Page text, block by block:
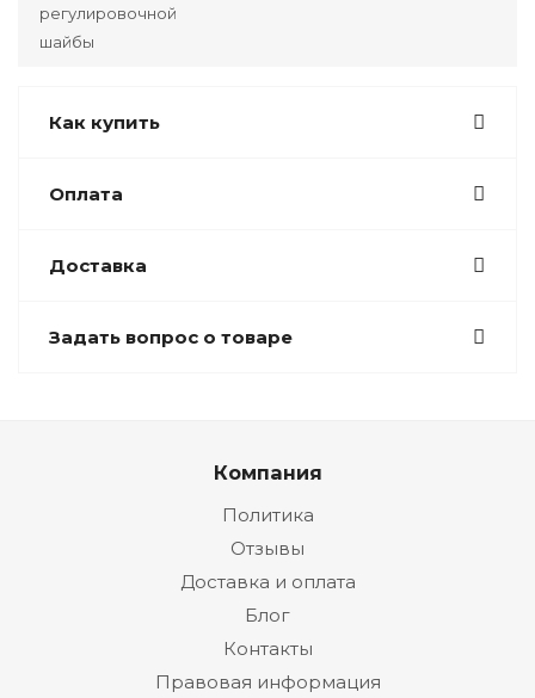
регулировочной
шайбы
Как купить
Оплата
Доставка
Задать вопрос о товаре
Компания
Политика
Отзывы
Доставка и оплата
Блог
Контакты
Правовая информация